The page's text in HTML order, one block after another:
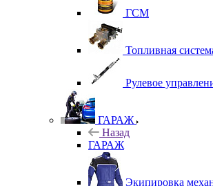
ГСМ
Топливная
Рулевое
ГАРАЖ
Назад
ГАРАЖ
Экипировка